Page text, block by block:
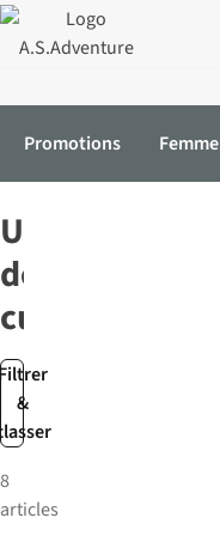
Promotions Femme
&
Ustensiles
de
cuisine
8
articles